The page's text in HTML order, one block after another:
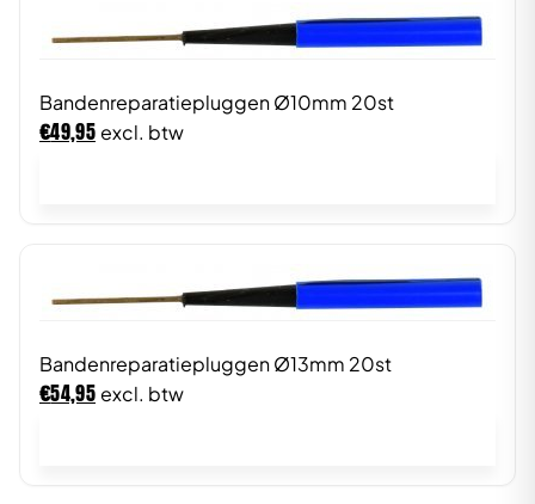
Bandenreparatiepluggen Ø10mm 20st
€49,95 excl. btw
Bandenreparatiepluggen Ø13mm 20st
€54,95 excl. btw